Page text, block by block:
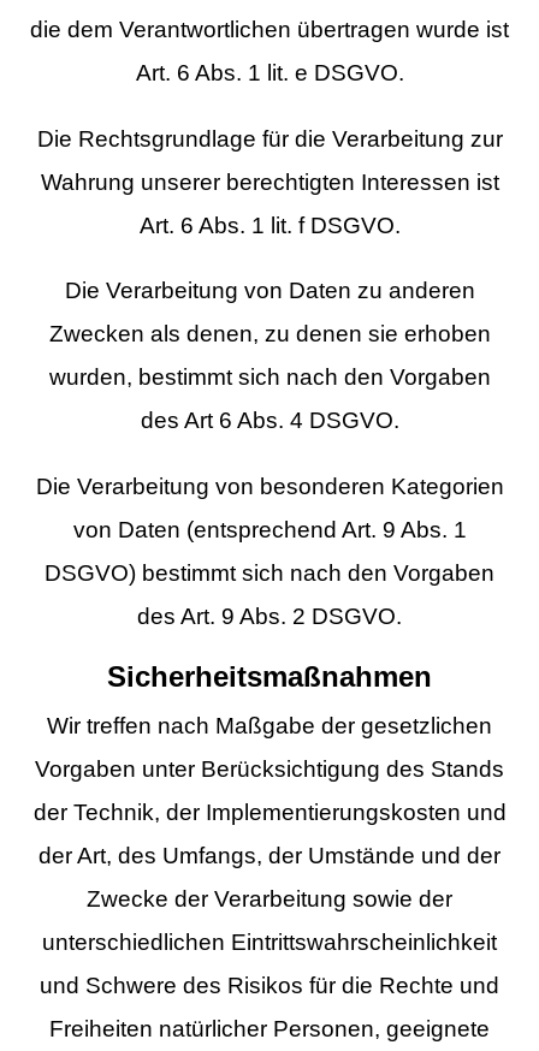
die dem Verantwortlichen übertragen wurde ist
Art. 6 Abs. 1 lit. e DSGVO.
Die Rechtsgrundlage für die Verarbeitung zur
Wahrung unserer berechtigten Interessen ist
Art. 6 Abs. 1 lit. f DSGVO.
Die Verarbeitung von Daten zu anderen
Zwecken als denen, zu denen sie erhoben
wurden, bestimmt sich nach den Vorgaben
des Art 6 Abs. 4 DSGVO.
Die Verarbeitung von besonderen Kategorien
von Daten (entsprechend Art. 9 Abs. 1
DSGVO) bestimmt sich nach den Vorgaben
des Art. 9 Abs. 2 DSGVO.
Sicherheitsmaßnahmen
Wir treffen nach Maßgabe der gesetzlichen
Vorgaben unter Berücksichtigung des Stands
der Technik, der Implementierungskosten und
der Art, des Umfangs, der Umstände und der
Zwecke der Verarbeitung sowie der
unterschiedlichen Eintrittswahrscheinlichkeit
und Schwere des Risikos für die Rechte und
Freiheiten natürlicher Personen, geeignete